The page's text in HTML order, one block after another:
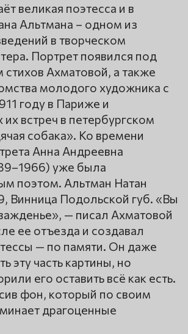
великая поэтесса и в
Альтмана – одном из
в творческом
Портрет появился под
стихов Ахматовой, а также
молодого художника с
году в Париже и
встреч в петербургском
собака». Ко времени
Анна Андреевна
уже была
поэтом. Альтман Натан
Винница Подольской губ. «Вы
— писал Ахматовой
ее отъезда и создавал
— по памяти. Он даже
эту часть картины, но
его оставить всё как есть.
фон, который по своим
драгоценные